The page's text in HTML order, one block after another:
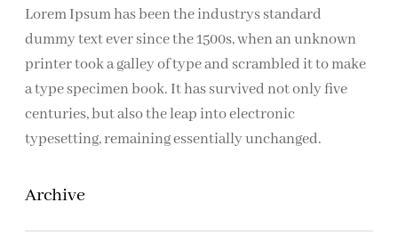
Lorem Ipsum has been the industrys standard
dummy text ever since the 1500s, when an unknown
printer took a galley of type and scrambled it to make
a type specimen book. It has survived not only five
centuries, but also the leap into electronic
typesetting, remaining essentially unchanged.
Archive